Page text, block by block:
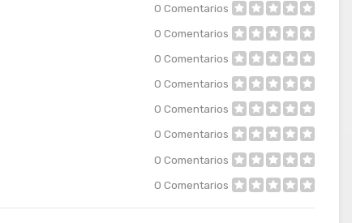
0 Comentarios
0 Comentarios
0 Comentarios
0 Comentarios
0 Comentarios
0 Comentarios
0 Comentarios
0 Comentarios